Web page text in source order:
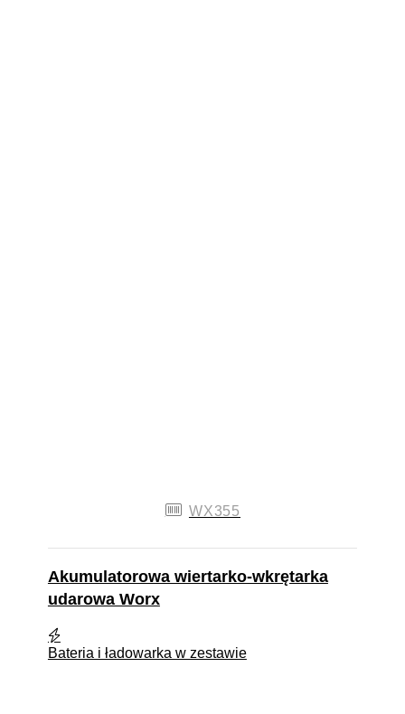
WX355
Akumulatorowa wiertarko-wkrętarka
udarowa Worx
Bateria i ładowarka w zestawie